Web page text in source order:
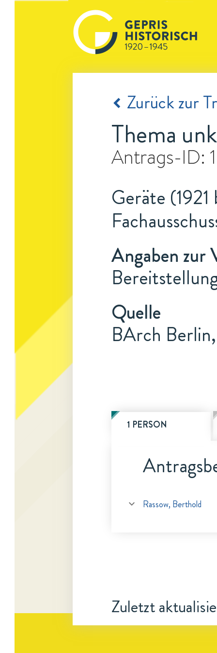
Zurück zur
Thema
Antrags-ID:
Geräte
Angaben zur
Quelle
BArch
1 PERSON
Rassow, Berthold
Zuletzt